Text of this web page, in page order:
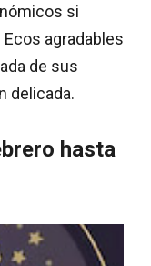
si
agradables
de sus
delicada.
hasta